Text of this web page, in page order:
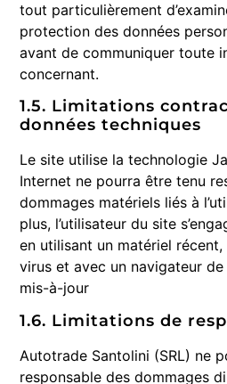
tout particulièrement
protection des données
avant de communiquer toute
concernant.
1.5. Limitations
données techniques
Le site utilise la technologie
Internet ne pourra être tenu
dommages matériels liés à
plus, l’utilisateur du site
en utilisant un matériel
virus et avec un navigateur
mis-à-jour
1.6. Limitations de
Autotrade Santolini (SRL) ne
responsable des dommages